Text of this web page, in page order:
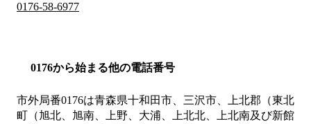
0176-58-6977
0176から始まる他の電話番号
市外局番0176は青森県十和田市、三沢市、上北郡（東北
町（旭北、旭南、上野、大浦、上北北、上北南及び新館